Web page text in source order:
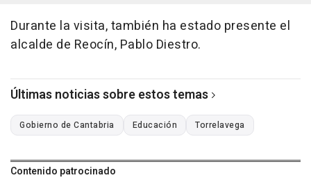
Durante la visita, también ha estado presente el
alcalde de Reocín, Pablo Diestro.
Últimas noticias sobre estos temas
Gobierno de Cantabria Educación Torrelavega
Contenido patrocinado